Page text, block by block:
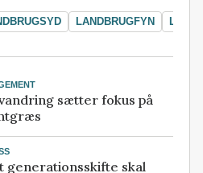
LANDBRUGFYN
sætter fokus på
generationsskifte skal